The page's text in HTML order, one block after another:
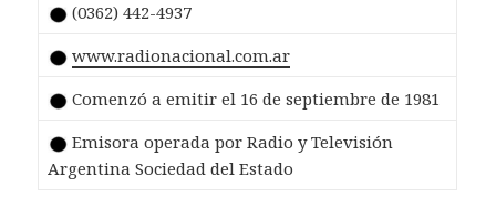
(0362) 442-4937
www.radionacional.com.ar
Comenzó a emitir el 16 de septiembre de 1981
Emisora operada por Radio y Televisión
Argentina Sociedad del Estado